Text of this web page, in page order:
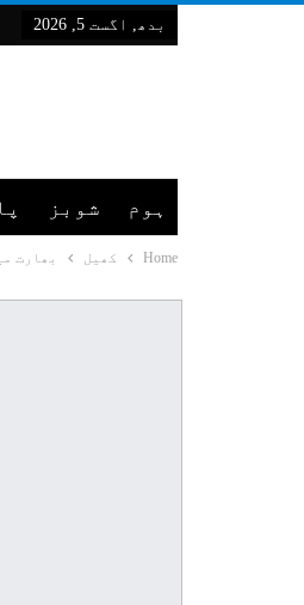
بدھ, اگست 5, 2026
ہوم شوبز
Home کھیل بھارت